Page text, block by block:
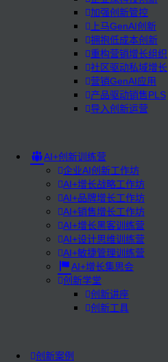
加强创新管控
上马GenAI创新
拥抱低成本创新
重构营销增长组织
社区驱动私域增长
营销GenAI应用
产品驱动销售PLS
导入创新运营
AI+创新训练营
企业AI创新工作坊
AI+增长战略工作坊
AI+品牌增长工作坊
AI+销售增长工作坊
AI+增长黑客训练营
AI+设计思维训练营
AI+敏捷管理训练营
AI+增长集思会
创新学堂
创新讲座
创新工具
创新案例